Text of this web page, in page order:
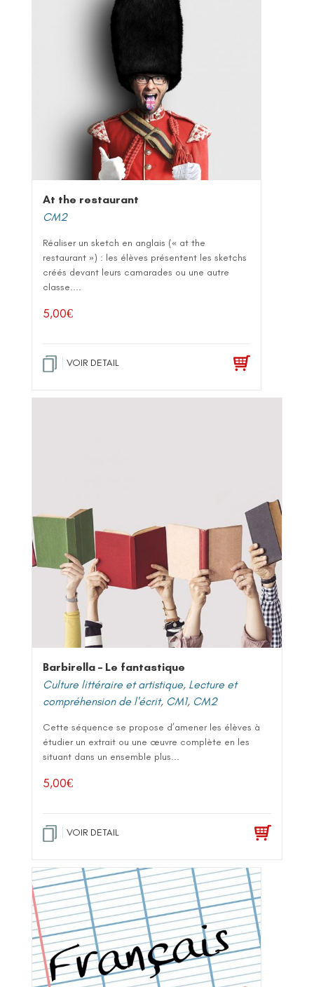
At the restaurant
CM2
Réaliser un sketch en anglais (« at the
restaurant ») : les élèves présentent les sketchs
créés devant leurs camarades ou une autre
classe....
5,00€
VOIR DETAIL
Barbirella – Le fantastique
Culture littéraire et artistique, Lecture et
compréhension de l'écrit, CM1, CM2
Cette séquence se propose d’amener les élèves à
étudier un extrait ou une œuvre complète en les
situant dans un ensemble plus...
5,00€
VOIR DETAIL